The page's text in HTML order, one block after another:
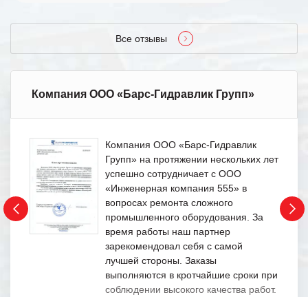
Все отзывы
Компания ООО «Барс-Гидравлик Групп»
Компания ООО «Барс-Гидравлик
Групп» на протяжении нескольких лет
успешно сотрудничает с ООО
«Инженерная компания 555» в
вопросах ремонта сложного
промышленного оборудования. За
время работы наш партнер
зарекомендовал себя с самой
лучшей стороны. Заказы
выполняются в кротчайшие сроки при
соблюдении высокого качества работ.